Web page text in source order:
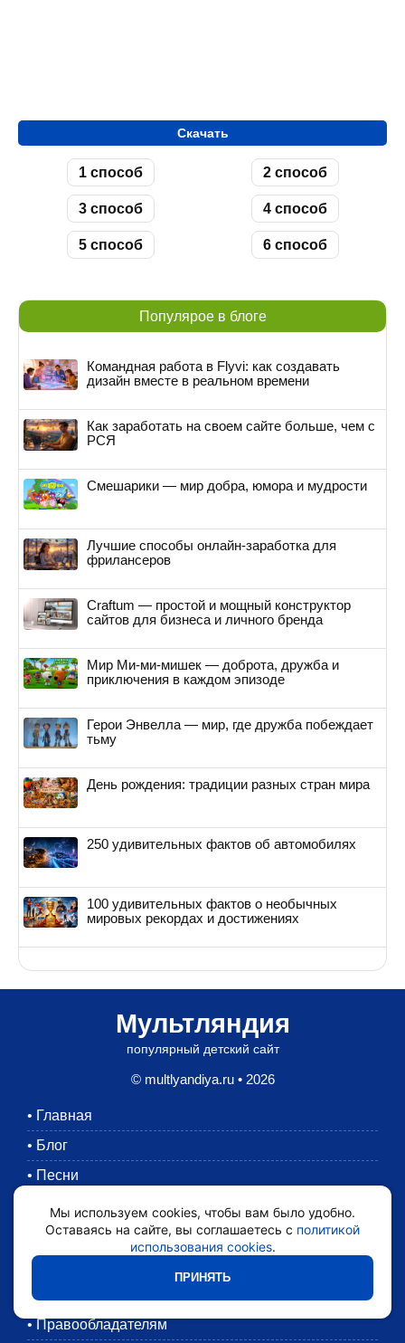
Скачать
1 способ 2 способ
3 способ 4 способ
5 способ 6 способ
Популярое в блоге
Командная работа в Flyvi: как создавать
дизайн вместе в реальном времени
Как заработать на своем сайте больше, чем с
РСЯ
Смешарики — мир добра, юмора и мудрости
Лучшие способы онлайн-заработка для
фрилансеров
Craftum — простой и мощный конструктор
сайтов для бизнеса и личного бренда
Мир Ми-ми-мишек — доброта, дружба и
приключения в каждом эпизоде
Герои Энвелла — мир, где дружба побеждает
тьму
День рождения: традиции разных стран мира
250 удивительных фактов об автомобилях
100 удивительных фактов о необычных
мировых рекордах и достижениях
Мультляндия
популярный детский сайт
© multlyandiya.ru • 2026
• Главная
• Блог
• Песни
Раскраски
Картинки
•
•
• Правообладателям
Мы используем cookies, чтобы вам было удобно.
Оставаясь на сайте, вы соглашаетесь с политикой
использования cookies.
ПРИНЯТЬ